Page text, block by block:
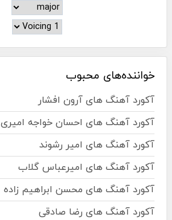
خواننده‌های محبوب
آکورد آهنگ های آرون افشار
آکورد آهنگ های احسان خواجه امیری
آکورد آهنگ های امیر رشوند
آکورد آهنگ های امیرعباس گلاب
آکورد آهنگ های محسن ابراهیم زاده
آکورد آهنگ های رضا صادقی